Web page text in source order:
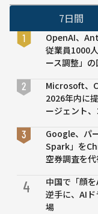
7日間
OpenAI、
従業員1000
ース調整」
Microsoft、
2026年内に
ージェント
Google、パ
Spark」を
空券調査を
4
中国で「顔
逆手に、AI
場